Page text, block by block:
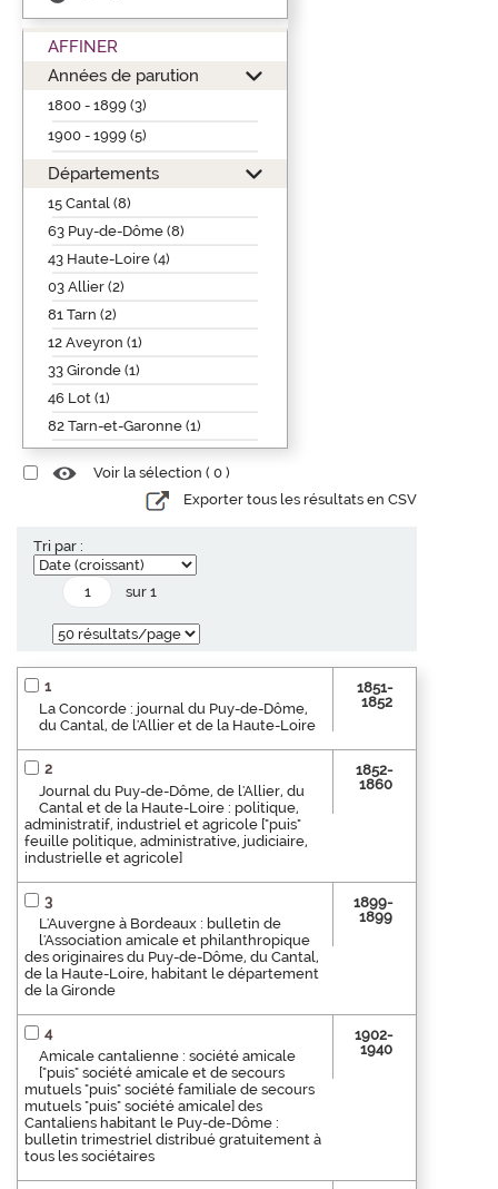
AFFINER
Années de parution
1800 - 1899 (3)
1900 - 1999 (5)
Départements
15 Cantal (8)
63 Puy-de-Dôme (8)
43 Haute-Loire (4)
03 Allier (2)
81 Tarn (2)
12 Aveyron (1)
33 Gironde (1)
46 Lot (1)
82 Tarn-et-Garonne (1)
Voir la sélection ( 0 )
Exporter tous les résultats en CSV
Tri par :
sur 1
1
La Concorde : journal du Puy-de-Dôme,
du Cantal, de l'Allier et de la Haute-Loire
1851-
1852
2
Journal du Puy-de-Dôme, de l'Allier, du
Cantal et de la Haute-Loire : politique,
administratif, industriel et agricole ["puis"
feuille politique, administrative, judiciaire,
industrielle et agricole]
1852-
1860
3
L'Auvergne à Bordeaux : bulletin de
l'Association amicale et philanthropique
des originaires du Puy-de-Dôme, du Cantal,
de la Haute-Loire, habitant le département
de la Gironde
1899-
1899
4
Amicale cantalienne : société amicale
["puis" société amicale et de secours
mutuels "puis" société familiale de secours
mutuels "puis" société amicale] des
Cantaliens habitant le Puy-de-Dôme :
bulletin trimestriel distribué gratuitement à
tous les sociétaires
1902-
1940